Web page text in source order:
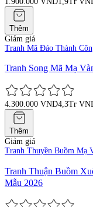
Thêm
Giảm giá
Tranh Mã Đáo Thành
Tranh Song Mã Mạ
4.300.000 VND4,3Tr
Thêm
Giảm giá
Tranh Thuyền Buồm Mạ
Tranh Thuận Buồm
Mẫu 2026